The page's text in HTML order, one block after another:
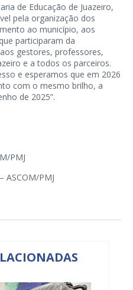
de Educação de Juazeiro,
pela organização dos
ao município, aos
participaram da
gestores, professores,
e a todos os parceiros.
e esperamos que em 2026
com o mesmo brilho, a
de 2025”.
PMJ
ASCOM/PMJ